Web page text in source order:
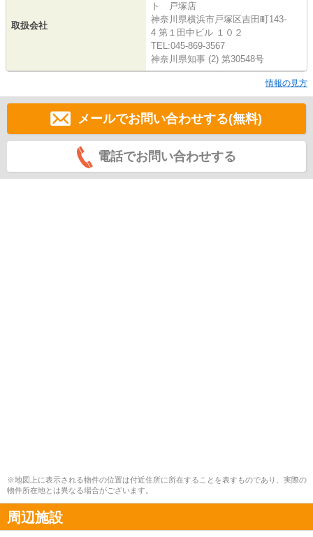
取扱会社
ト 戸塚店
神奈川県横浜市戸塚区吉田町143-
4 第１田中ビル １０２
TEL:045-869-3567
神奈川県知事 (2) 第30548号
情報の見方
メールでお問い合わせする(無料)
電話でお問い合わせする
※地図上に表示される物件の位置は付近住所に所在することを表すものであり、実際の
物件所在地とは異なる場合がございます。
周辺施設